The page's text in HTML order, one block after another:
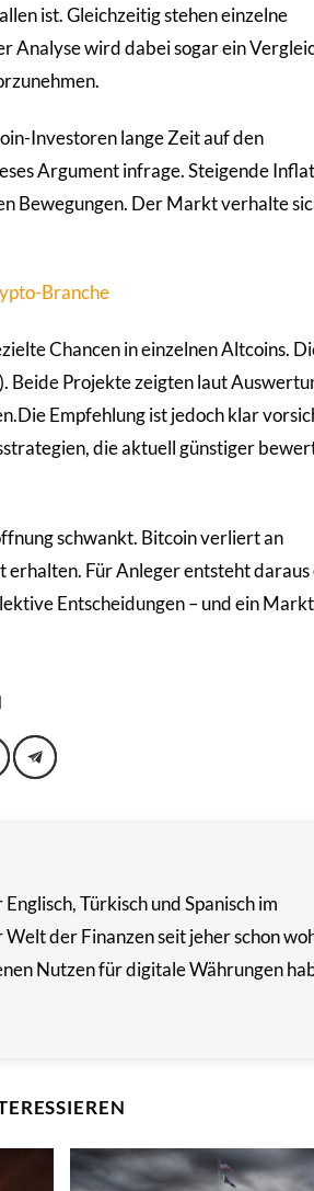
ist. Gleichzeitig stehen einzelne
Analyse wird dabei sogar ein
Investoren lange Zeit auf den
Argument infrage. Steigende
Bewegungen. Der Markt verhalte
Branche
Chancen in einzelnen Altcoins.
Beide Projekte zeigten laut
Empfehlung ist jedoch klar
die aktuell günstiger
schwankt. Bitcoin verliert an
Für Anleger entsteht daraus
Entscheidungen – und ein
Türkisch und Spanisch im
der Finanzen seit jeher schon
Nutzen für digitale Währungen